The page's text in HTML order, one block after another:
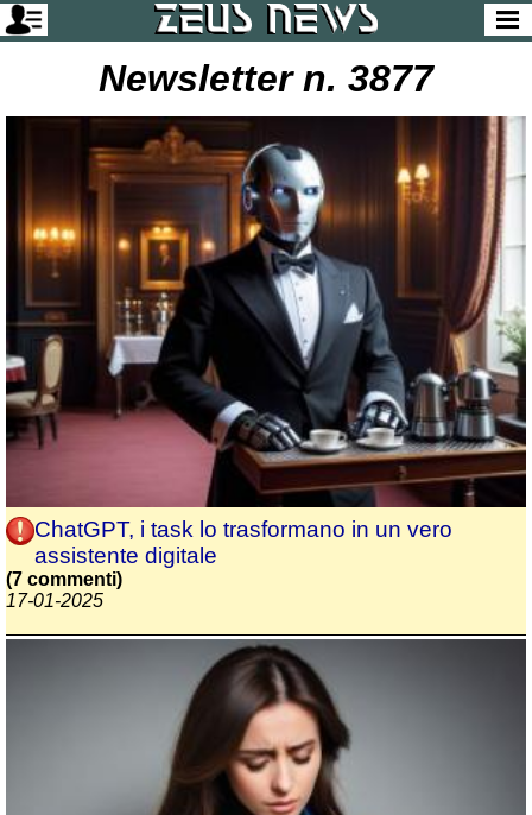
Newsletter n. 3877
ChatGPT, i task lo trasformano in un vero
assistente digitale
(7 commenti)
17-01-2025